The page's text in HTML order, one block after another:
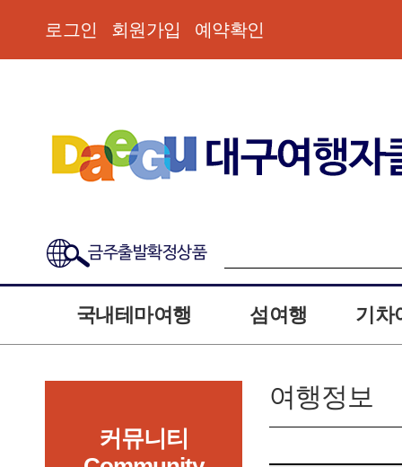
로그인 회원가입 예약확인
금주출발확정상품
국내테마여행 섬여행 기차
커뮤니티
여행정보